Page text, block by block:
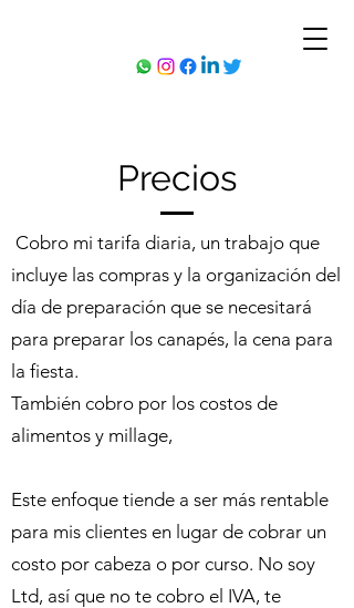
Precios
Cobro mi tarifa diaria, un trabajo que
incluye las compras y la organización del
día de preparación que se necesitará
para preparar los canapés, la cena para
la fiesta.
También cobro por los costos de
alimentos y millage,
Este enfoque tiende a ser más rentable
para mis clientes en lugar de cobrar un
costo por cabeza o por curso. No soy
Ltd, así que no te cobro el IVA, te